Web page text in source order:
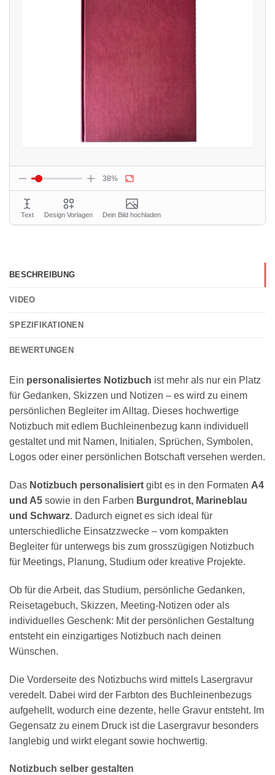
BESCHREIBUNG
VIDEO
SPEZIFIKATIONEN
BEWERTUNGEN
Ein personalisiertes Notizbuch ist mehr als nur ein Platz
für Gedanken, Skizzen und Notizen – es wird zu einem
persönlichen Begleiter im Alltag. Dieses hochwertige
Notizbuch mit edlem Buchleinenbezug kann individuell
gestaltet und mit Namen, Initialen, Sprüchen, Symbolen,
Logos oder einer persönlichen Botschaft versehen werden.
Das Notizbuch personalisiert gibt es in den Formaten A4
und A5 sowie in den Farben Burgundrot, Marineblau
und Schwarz. Dadurch eignet es sich ideal für
unterschiedliche Einsatzzwecke – vom kompakten
Begleiter für unterwegs bis zum grosszügigen Notizbuch
für Meetings, Planung, Studium oder kreative Projekte.
Ob für die Arbeit, das Studium, persönliche Gedanken,
Reisetagebuch, Skizzen, Meeting-Notizen oder als
individuelles Geschenk: Mit der persönlichen Gestaltung
entsteht ein einzigartiges Notizbuch nach deinen
Wünschen.
Die Vorderseite des Notizbuchs wird mittels Lasergravur
veredelt. Dabei wird der Farbton des Buchleinenbezugs
aufgehellt, wodurch eine dezente, helle Gravur entsteht. Im
Gegensatz zu einem Druck ist die Lasergravur besonders
langlebig und wirkt elegant sowie hochwertig.
Notizbuch selber gestalten